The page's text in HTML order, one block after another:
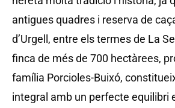
antigues quadres i reserva de
d’Urgell, entre els termes de La
finca de més de 700 hectàrees,
família Porcioles-Buixó,
integral amb un perfecte equilibri